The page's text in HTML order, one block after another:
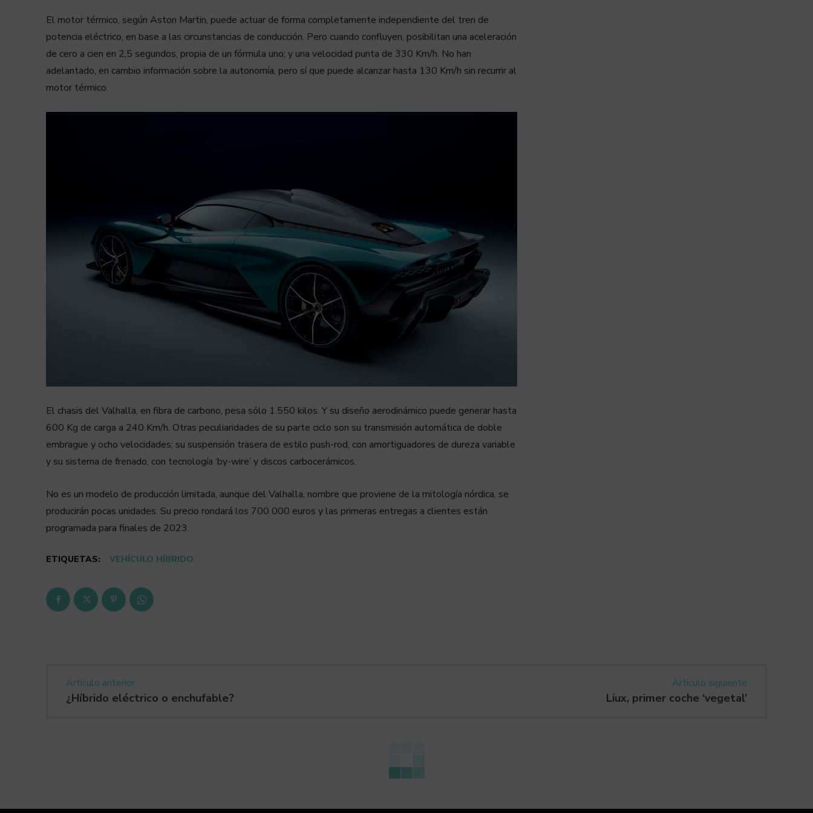
El motor térmico, según Aston Martin, puede actuar de forma completamente independiente del tren de
potencia eléctrico, en base a las circunstancias de conducción. Pero cuando confluyen, posibilitan una aceleración
de cero a cien en 2,5 segundos, propia de un fórmula uno; y una velocidad punta de 330 Km/h. No han
adelantado, en cambio información sobre la autonomía, pero sí que puede alcanzar hasta 130 Km/h sin recurrir al
motor térmico.
El chasis del Valhalla, en fibra de carbono, pesa sólo 1.550 kilos. Y su diseño aerodinámico puede generar hasta
600 Kg de carga a 240 Km/h. Otras peculiaridades de su parte ciclo son su transmisión automática de doble
embrague y ocho velocidades; su suspensión trasera de estilo push-rod, con amortiguadores de dureza variable
y su sistema de frenado, con tecnología ‘by-wire’ y discos carbocerámicos.
No es un modelo de producción limitada, aunque del Valhalla, nombre que proviene de la mitología nórdica, se
producirán pocas unidades. Su precio rondará los 700 000 euros y las primeras entregas a clientes están
programada para finales de 2023.
ETIQUETAS: VEHÍCULO HÍBRIDO
Artículo anterior
¿Híbrido eléctrico o enchufable?
Artículo siguiente
Liux, primer coche ‘vegetal’